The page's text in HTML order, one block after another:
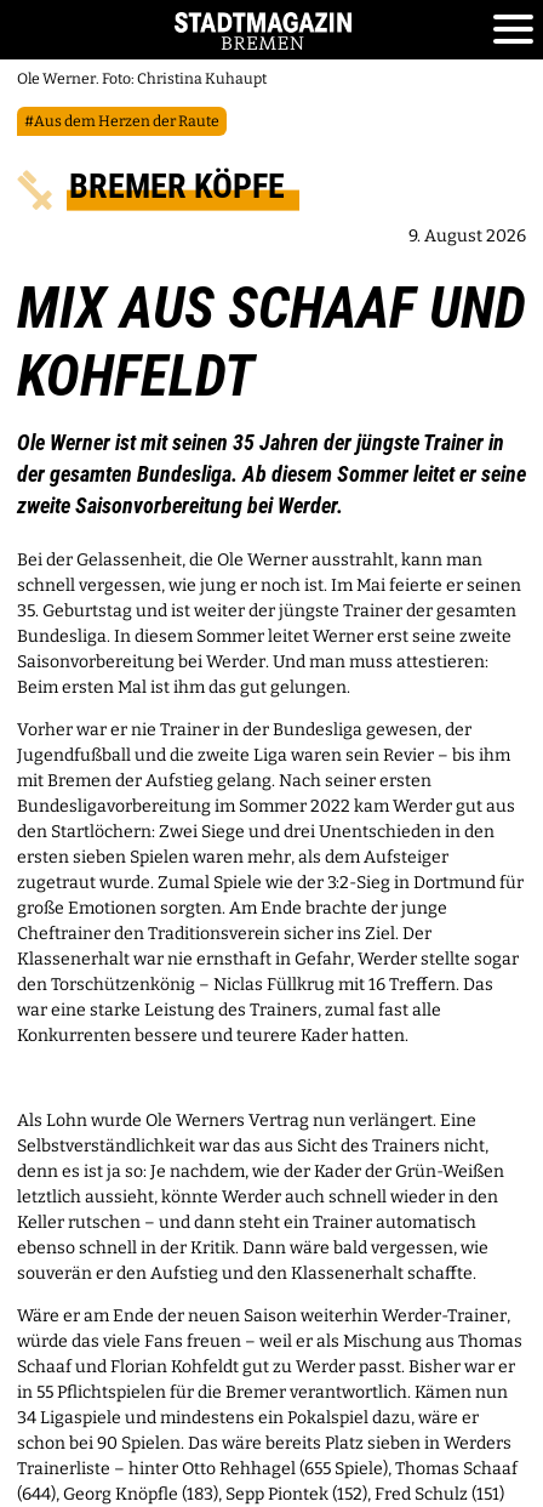
Ole Werner. Foto: Christina Kuhaupt
#Aus dem Herzen der Raute
BREMER KÖPFE
9. August 2026
MIX AUS SCHAAF UND
KOHFELDT
Ole Werner ist mit seinen 35 Jahren der jüngste Trainer in
der gesamten Bundesliga. Ab diesem Sommer leitet er seine
zweite Saisonvorbereitung bei Werder.
Bei der Gelassenheit, die Ole Werner ausstrahlt, kann man
schnell vergessen, wie jung er noch ist. Im Mai feierte er seinen
35. Geburtstag und ist weiter der jüngste Trainer der gesamten
Bundesliga. In diesem Sommer leitet Werner erst seine zweite
Saisonvorbereitung bei Werder. Und man muss attestieren:
Beim ersten Mal ist ihm das gut gelungen.
Vorher war er nie Trainer in der Bundesliga gewesen, der
Jugendfußball und die zweite Liga waren sein Revier – bis ihm
mit Bremen der Aufstieg gelang. Nach seiner ersten
Bundesligavorbereitung im Sommer 2022 kam Werder gut aus
den Startlöchern: Zwei Siege und drei Unentschieden in den
ersten sieben Spielen waren mehr, als dem Aufsteiger
zugetraut wurde. Zumal Spiele wie der 3:2-Sieg in Dortmund für
große Emotionen sorgten. Am Ende brachte der junge
Cheftrainer den Traditionsverein sicher ins Ziel. Der
Klassenerhalt war nie ernsthaft in Gefahr, Werder stellte sogar
den Torschützenkönig – Niclas Füllkrug mit 16 Treffern. Das
war eine starke Leistung des Trainers, zumal fast alle
Konkurrenten bessere und teurere Kader hatten.
Als Lohn wurde Ole Werners Vertrag nun verlängert. Eine
Selbstverständlichkeit war das aus Sicht des Trainers nicht,
denn es ist ja so: Je nachdem, wie der Kader der Grün-Weißen
letztlich aussieht, könnte Werder auch schnell wieder in den
Keller rutschen – und dann steht ein Trainer automatisch
ebenso schnell in der Kritik. Dann wäre bald vergessen, wie
souverän er den Aufstieg und den Klassenerhalt schaffte.
Wäre er am Ende der neuen Saison weiterhin Werder-Trainer,
würde das viele Fans freuen – weil er als Mischung aus Thomas
Schaaf und Florian Kohfeldt gut zu Werder passt. Bisher war er
in 55 Pflichtspielen für die Bremer verantwortlich. Kämen nun
34 Ligaspiele und mindestens ein Pokalspiel dazu, wäre er
schon bei 90 Spielen. Das wäre bereits Platz sieben in Werders
Trainerliste – hinter Otto Rehhagel (655 Spiele), Thomas Schaaf
(644), Georg Knöpfle (183), Sepp Piontek (152), Fred Schulz (151)